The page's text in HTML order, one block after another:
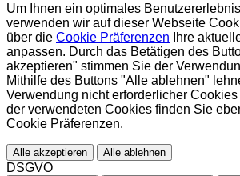
Um Ihnen ein optimales
verwenden wir auf dieser Webseite
über die Cookie Präferenzen Ihre
anpassen. Durch das Betätigen des
akzeptieren" stimmen Sie der
Mithilfe des Buttons "Alle ablehnen"
Verwendung nicht erforderlicher
der verwendeten Cookies finden Sie
Cookie Präferenzen.
Alle akzeptieren Alle ablehnen
DSGVO